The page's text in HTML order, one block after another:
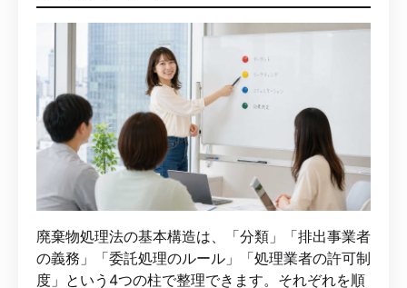
廃棄物処理法の基本構造は、「分類」「排出事業者
の義務」「委託処理のルール」「処理業者の許可制
度」という4つの柱で整理できます。それぞれを順